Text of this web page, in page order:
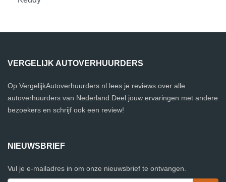
VERGELIJK AUTOVERHUURDERS
Op VergelijkAutoverhuurders.nl lees je reviews over alle
autoverhuurders van Nederland.Deel jouw ervaringen met andere
bezoekers en schrijf ook een review!
NIEUWSBRIEF
Vul je e-mailadres in om onze nieuwsbrief te ontvangen.